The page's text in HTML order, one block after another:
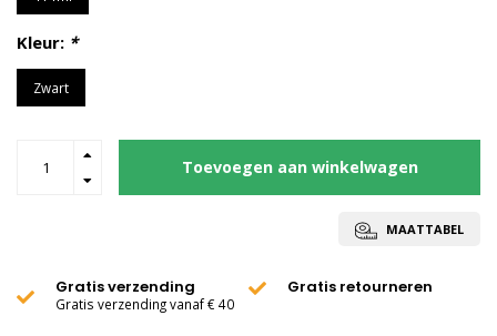
Kleur: *
Zwart
Toevoegen aan winkelwagen
MAATTABEL
Gratis verzending
Gratis verzending vanaf € 40
Gratis retourneren